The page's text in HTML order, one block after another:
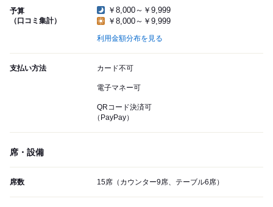
予算
（口コミ集計）
￥8,000～￥9,999
￥8,000～￥9,999
利用金額分布を見る
支払い方法 カード不可
電子マネー可
QRコード決済可
（PayPay）
席・設備
席数 15席（カウンター9席、テーブル6席）